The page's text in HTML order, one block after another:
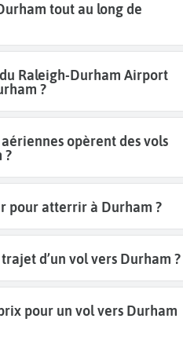
tout au long de
Raleigh-Durham Airport
?
opèrent des vols
?
pour atterrir à Durham ?
d’un vol vers Durham ?
pour un vol vers Durham